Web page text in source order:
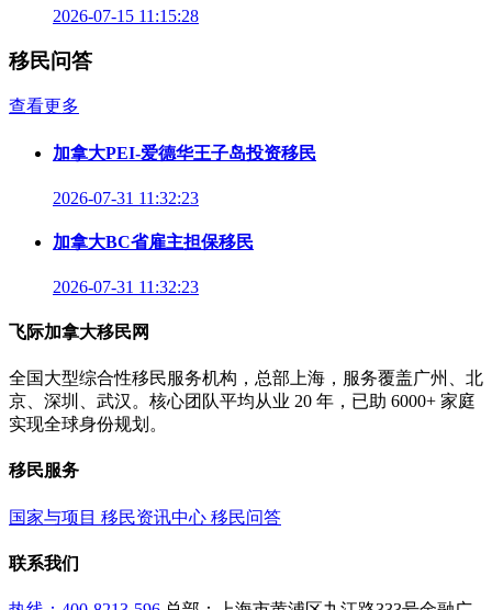
2026-07-15 11:15:28
移民问答
查看更多
加拿大PEI-爱德华王子岛投资移民
2026-07-31 11:32:23
加拿大BC省雇主担保移民
2026-07-31 11:32:23
飞际加拿大移民网
全国大型综合性移民服务机构，总部上海，服务覆盖广州、北
京、深圳、武汉。核心团队平均从业 20 年，已助 6000+ 家庭
实现全球身份规划。
移民服务
国家与项目 移民资讯中心 移民问答
联系我们